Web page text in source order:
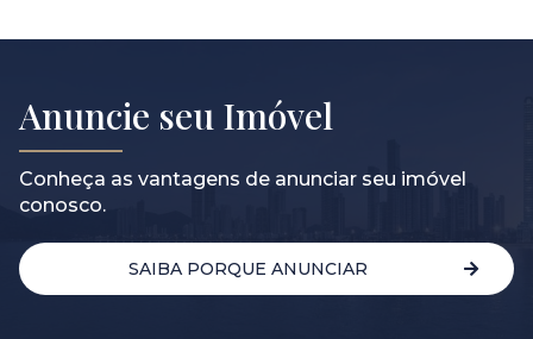
Anuncie seu Imóvel
Conheça as vantagens de anunciar seu imóvel
conosco.
SAIBA PORQUE ANUNCIAR